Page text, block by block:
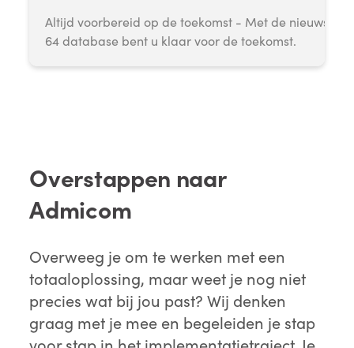
Altijd voorbereid op de toekomst - Met de nieuwste
64 database bent u klaar voor de toekomst.
Overstappen naar
Admicom
Overweeg je om te werken met een
totaaloplossing, maar weet je nog niet
precies wat bij jou past? Wij denken
graag met je mee en begeleiden je stap